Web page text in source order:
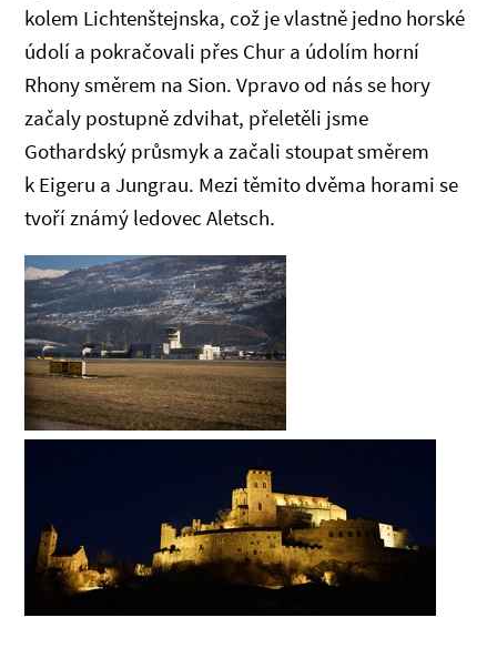
kolem Lichtenštejnska, což je vlastně jedno horské
údolí a pokračovali přes Chur a údolím horní
Rhony směrem na Sion. Vpravo od nás se hory
začaly postupně zdvihat, přeletěli jsme
Gothardský průsmyk a začali stoupat směrem
k Eigeru a Jungrau. Mezi těmito dvěma horami se
tvoří známý ledovec Aletsch.